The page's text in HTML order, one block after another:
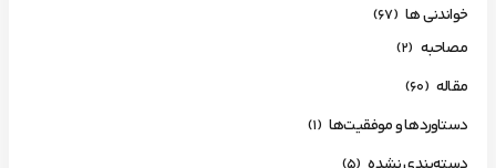
خواندنی ها (67)
مصاحبه (2)
مقاله (60)
دستاوردها و موفقیت‌ها (1)